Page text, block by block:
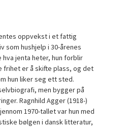
oppvekst i et fattig
som hushjelp i 30-årenes
hva jenta heter, hun forblir
frihet er å skifte plass, og det
hun liker seg ett sted.
men bygger på
Ragnhild Agger (1918-)
1970-tallet var hun med
bølgen i dansk litteratur,